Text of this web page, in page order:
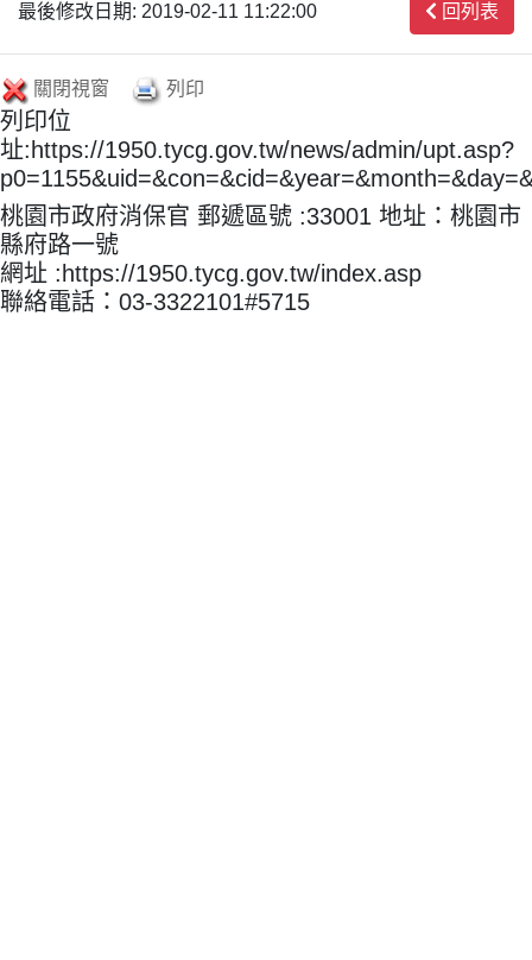
最後修改日期: 2019-02-11 11:22:00 回列表
關閉視窗 列印
列印位
址:https://1950.tycg.gov.tw/news/admin/upt.asp?
桃園市政府消保官 郵遞區號 :33001 地址：桃園市
縣府路一號
網址 :https://1950.tycg.gov.tw/index.asp
聯絡電話：03-3322101#5715